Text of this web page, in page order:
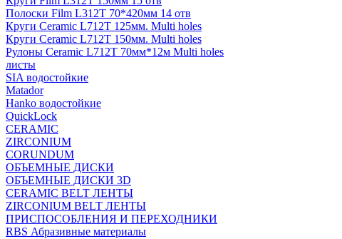
Полоски Film L312T 70*420мм 14 отв
Круги Ceramic L712T 125мм. Multi holes
Круги Ceramic L712T 150мм. Multi holes
Рулоны Ceramic L712T 70мм*12м Multi holes
листы
SIA водостойкие
Matador
Hanko водостойкие
QuickLock
CERAMIC
ZIRCONIUM
СORUNDUM
ОБЪЕМНЫЕ ДИСКИ
ОБЪЕМНЫЕ ДИСКИ 3D
CERAMIC BELT ЛЕНТЫ
ZIRCONIUM BELT ЛЕНТЫ
ПРИСПОСОБЛЕНИЯ И ПЕРЕХОДНИКИ
RBS Абразивные материалы